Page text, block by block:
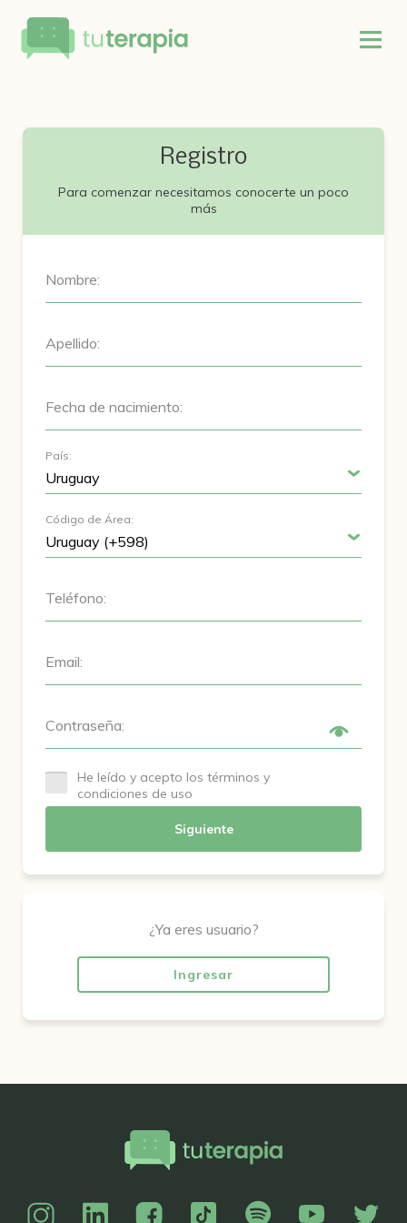
Registro
Para comenzar necesitamos conocerte un poco
más
Nombre:
Apellido:
Fecha de nacimiento:
País:
Código de Área:
Teléfono:
Email:
Contraseña:
He leído y acepto los términos y
condiciones de uso
Siguiente
¿Ya eres usuario?
Ingresar